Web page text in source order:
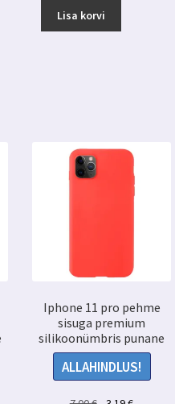
Lisa korvi
Iphone 11 pro pehme
sisuga premium
silikoonümbris punane
ALLAHINDLUS!